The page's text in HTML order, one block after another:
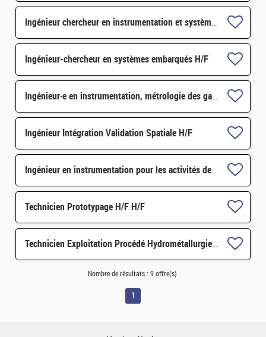
Ingénieur chercheur en instrumentation et systèmes embarqués H/F
Ingénieur-chercheur en systèmes embarqués H/F
Ingénieur·e en instrumentation, métrologie des gaz à effet de serre H/F
Ingénieur Intégration Validation Spatiale H/F
Ingénieur en instrumentation pour les activités de mesure continues de gaz à effet de serre H/F
Technicien Prototypage H/F H/F
Technicien Exploitation Procédé Hydrométallurgie H/F
Nombre de résultats : 9 offre(s)
1